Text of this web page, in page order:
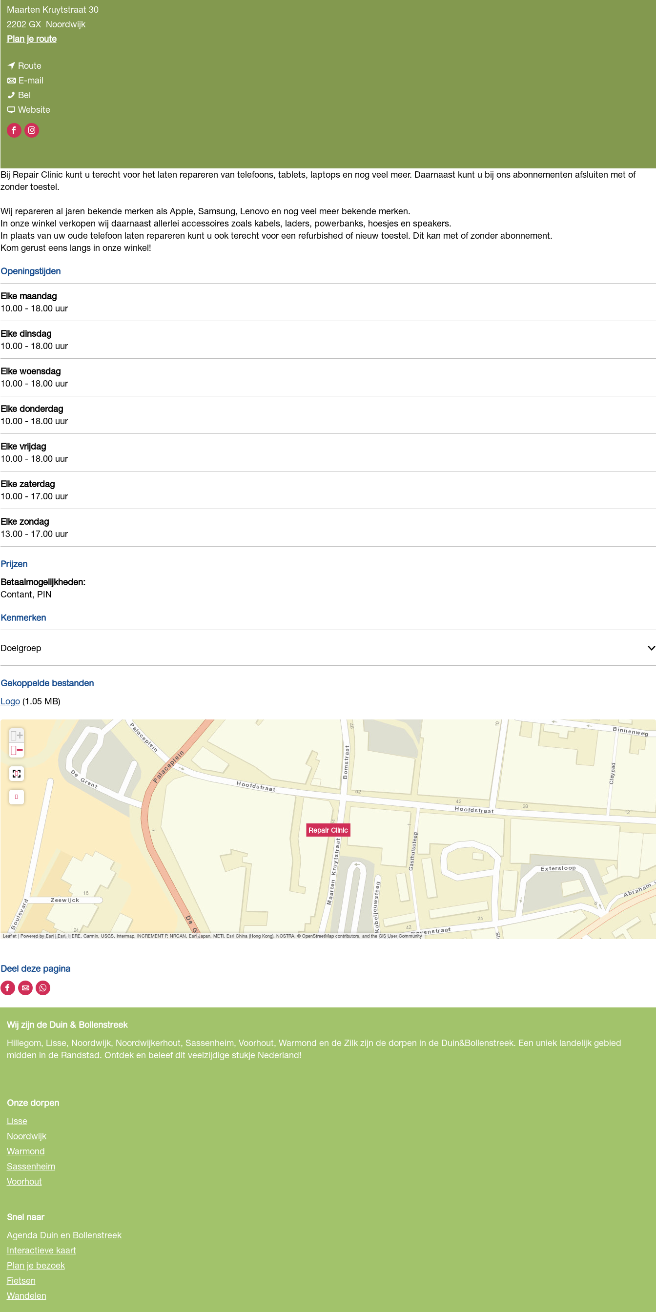
Maarten Kruytstraat 30
2202 GX Noordwijk
Plan je routen
r
C
i
n
Routen
a
r
a
C
l
i
i
c
E-mailn
a
p
r
C
l
n
i
c
BelR
e
p
a
r
C
i
n
i
Websitev
e
i
r
C
i
n
i
c
F
c
e
o
o
k
R
e
p
a
i
C
l
i
n
c
I
s
t
g
r
a
m
R
e
p
a
r
C
l
i
i
Bij Repair Clinic kunt u terecht voor het laten repareren van telefoons, tablets, laptops en nog veel meer. Daarnaast kunt u bij ons abonnementen afsluiten met of
zonder toestel.
Wij repareren al jaren bekende merken als Apple, Samsung, Lenovo en nog veel meer bekende merken.
In onze winkel verkopen wij daarnaast allerlei accessoires zoals kabels, laders, powerbanks, hoesjes en speakers.
In plaats van uw oude telefoon laten repareren kunt u ook terecht voor een refurbished of nieuw toestel. Dit kan met of zonder abonnement.
Kom gerust eens langs in onze winkel!
Openingstijden
Elke maandag
10.00 - 18.00 uur
Elke dinsdag
10.00 - 18.00 uur
Elke woensdag
10.00 - 18.00 uur
Elke donderdag
10.00 - 18.00 uur
Elke vrijdag
10.00 - 18.00 uur
Elke zaterdag
10.00 - 17.00 uur
Elke zondag
13.00 - 17.00 uur
Prijzen
Betaalmogelijkheden:
Contant, PIN
Kenmerken
Doelgroep
Gekoppelde bestanden
Logo(1.05 MB)
Repair Clinic
+
−
Leaflet |Powered by Esri | Esri, HERE, Garmin, USGS, Intermap, INCREMENT P, NRCAN, Esri Japan, METI, Esri China (Hong Kong), NOSTRA, © OpenStreetMap contributors, and the GIS User Community
Deel deze pagina
D
e
l
d
e
a
g
i
n
a
o
p
F
c
b
o
o
D
e
l
d
e
a
i
n
a
o
p
e
m
i
l
D
e
l
d
e
a
n
a
o
a
s
A
p
Wij zijn de Duin & Bollenstreek
Hillegom, Lisse, Noordwijk, Noordwijkerhout, Sassenheim, Voorhout, Warmond en de Zilk zijn de dorpen in de Duin&Bollenstreek. Een uniek landelijk gebied
midden in de Randstad. Ontdek en beleef dit veelzijdige stukje Nederland!
Onze dorpen
Lisse
Noordwijk
Warmond
Sassenheim
Voorhout
Snel naar
Agenda Duin en Bollenstreek
Interactieve kaart
Plan je bezoek
Fietsen
Wandelen